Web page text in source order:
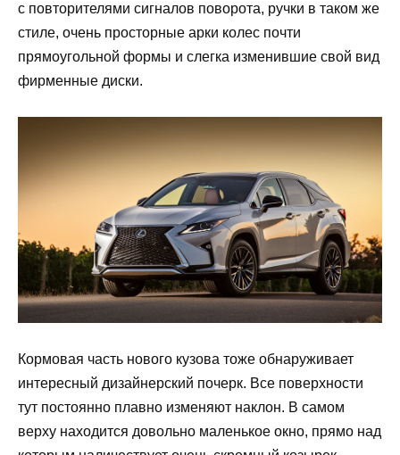
с повторителями сигналов поворота, ручки в таком же
стиле, очень просторные арки колес почти
прямоугольной формы и слегка изменившие свой вид
фирменные диски.
Кормовая часть нового кузова тоже обнаруживает
интересный дизайнерский почерк. Все поверхности
тут постоянно плавно изменяют наклон. В самом
верху находится довольно маленькое окно, прямо над